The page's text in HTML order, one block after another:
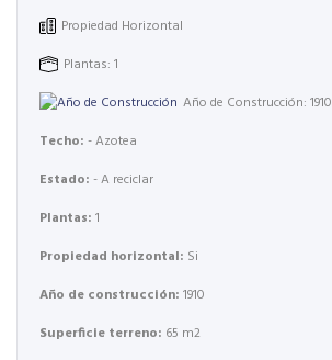
Propiedad Horizontal
Plantas: 1
Año de Construcción: 1910
Techo: - Azotea
Estado: - A reciclar
Plantas: 1
Propiedad horizontal: Si
Año de construcción: 1910
Superficie terreno: 65 m2